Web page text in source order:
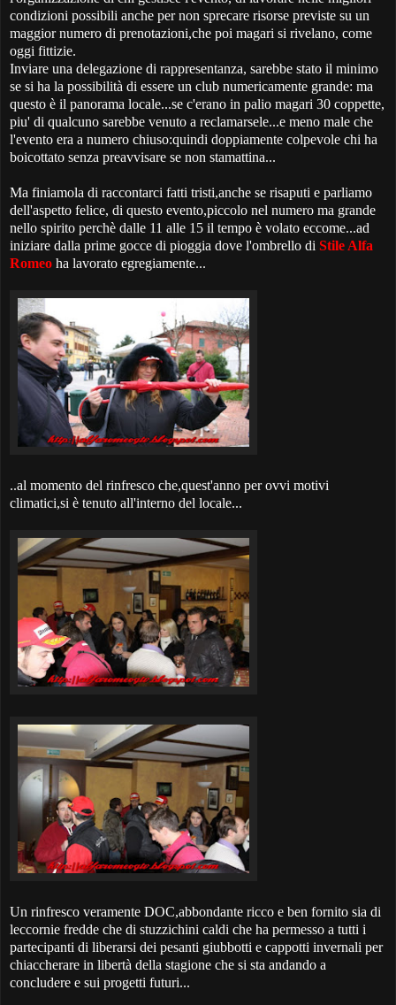
condizioni possibili anche per non sprecare risorse previste su un
maggior numero di prenotazioni,che poi magari si rivelano, come
oggi fittizie.
Inviare una delegazione di rappresentanza, sarebbe stato il minimo
se si ha la possibilità di essere un club numericamente grande: ma
questo è il panorama locale...se c'erano in palio magari 30 coppette,
piu' di qualcuno sarebbe venuto a reclamarsele...e meno male che
l'evento era a numero chiuso:quindi doppiamente colpevole chi ha
boicottato senza preavvisare se non stamattina...
Ma finiamola di raccontarci fatti tristi,anche se risaputi e parliamo
dell'aspetto felice, di questo evento,piccolo nel numero ma grande
nello spirito perchè dalle 11 alle 15 il tempo è volato eccome...ad
iniziare dalla prime gocce di pioggia dove l'ombrello di Stile Alfa
Romeo ha lavorato egregiamente...
..al momento del rinfresco che,quest'anno per ovvi motivi
climatici,si è tenuto all'interno del locale...
Un rinfresco veramente DOC,abbondante ricco e ben fornito sia di
leccornie fredde che di stuzzichini caldi che ha permesso a tutti i
partecipanti di liberarsi dei pesanti giubbotti e cappotti invernali per
chiaccherare in libertà della stagione che si sta andando a
concludere e sui progetti futuri...